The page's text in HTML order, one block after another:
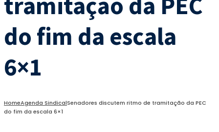
do fim da escala
6×1
HomeAgenda SindicalSenadores discutem ritmo de tramitação da PEC
do fim da escala 6×1